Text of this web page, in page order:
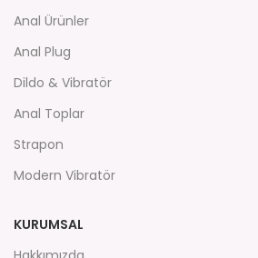
Anal Ürünler
Anal Plug
Dildo & Vibratör
Anal Toplar
Strapon
Modern Vibratör
KURUMSAL